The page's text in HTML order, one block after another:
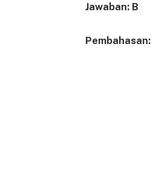
Jawaban: B
Pembahasan: